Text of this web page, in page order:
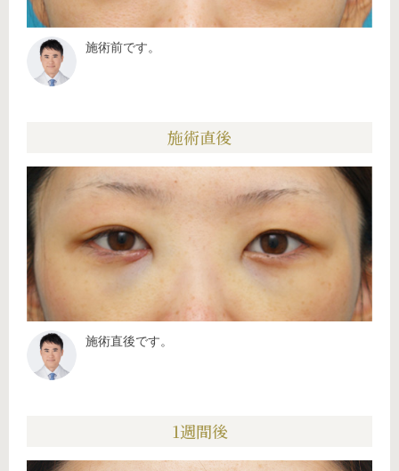
施術前です。
施術直後
施術直後です。
1週間後